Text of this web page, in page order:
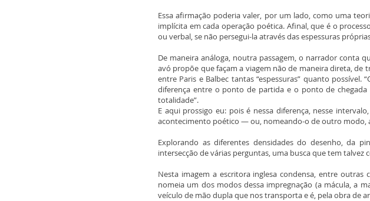
Essa afirmação poderia valer, por um lado, como uma
implícita em cada operação poética. Afinal, que é o
ou verbal, se não persegui-la através das espessuras
De maneira análoga, noutra passagem, o narrador conta
avó propõe que façam a viagem não de maneira direta,
entre Paris e Balbec tantas “espessuras” quanto possível.
diferença entre o ponto de partida e o ponto de
totalidade”.
E aqui prossigo eu: pois é nessa diferença, nesse
acontecimento poético — ou, nomeando-o de outro modo,
Explorando as diferentes densidades do desenho, da
intersecção de várias perguntas, uma busca que tem
Nesta imagem a escritora inglesa condensa, entre
nomeia um dos modos dessa impregnação (a mácula, a
veículo de mão dupla que nos transporta e é, pela obra de